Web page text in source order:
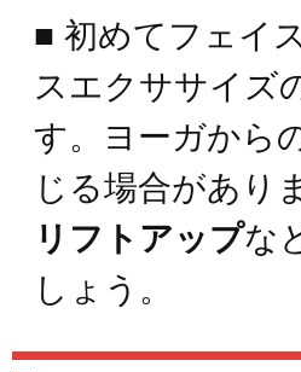
■ 初めてフェイ
スエクササイズ
す。ヨーガから
じる場合があり
リフトアップな
しょう。